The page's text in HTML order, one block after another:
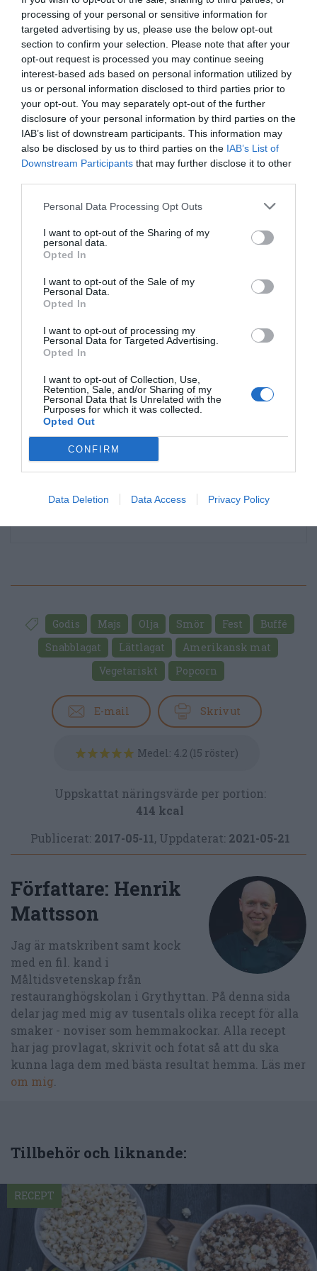
processing of your personal or sensitive information for
targeted advertising by us, please use the below opt-out
section to confirm your selection. Please note that after your
opt-out request is processed you may continue seeing
interest-based ads based on personal information utilized by
us or personal information disclosed to third parties prior to
your opt-out. You may separately opt-out of the further
disclosure of your personal information by third parties on the
IAB’s list of downstream participants. This information may
also be disclosed by us to third parties on the IAB’s List of
Downstream Participants that may further disclose it to other
Personal Data Processing Opt Outs
I want to opt-out of the Sharing of my
personal data.
Opted In
I want to opt-out of the Sale of my
Personal Data.
Opted In
I want to opt-out of processing my
Personal Data for Targeted Advertising.
Opted In
I want to opt-out of Collection, Use,
Retention, Sale, and/or Sharing of my
Personal Data that Is Unrelated with the
Purposes for which it was collected.
Opted Out
CONFIRM
Data Deletion Data Access Privacy Policy
med händerna eller tjuvsmaka - då bränner du
dig.
Sätt in i mitten av ugnen och värm 10 minuter.
Ta ut och vänd runt igen och dela popcorn som
klibbat ihop samt försök sprida ut karamellen
jämnt bland popcornen. Värm eventuellt igen
och blanda tills popcornen har karamell
någorlunda jämnt fördelad.
Ta ut och låt karamellpopcornen svalna helt -
minst 10 minuter. Tjuvsmaka ej då de kan vara
riktigt heta även om de stelnat.
Lägg upp karamellpopcornen i en skål och
servera.
Godis Majs Olja Smör Fest
Buffé
Snabblagat
Lättlagat
Amerikansk mat
Vegetariskt
Popcorn
E-mail Skriv ut
Medel: 4.2 (15 röster)
Uppskattat näringsvärde per portion:
414 kcal
Publicerat: 2017-05-11, Uppdaterat: 2021-05-21
Författare: Henrik
Mattsson
Jag är matskribent samt kock
med en fil. kand i
Måltidsvetenskap från
restauranghögskolan i Grythyttan. På denna sida
delar jag med mig av tusentals olika recept för alla
smaker - noviser som hemmakockar. Alla recept
har jag provlagat, skrivit och fotat så att du ska
kunna laga dem med bästa resultat hemma. Läs mer
om mig
Tillbehör och liknande:
RECEPT